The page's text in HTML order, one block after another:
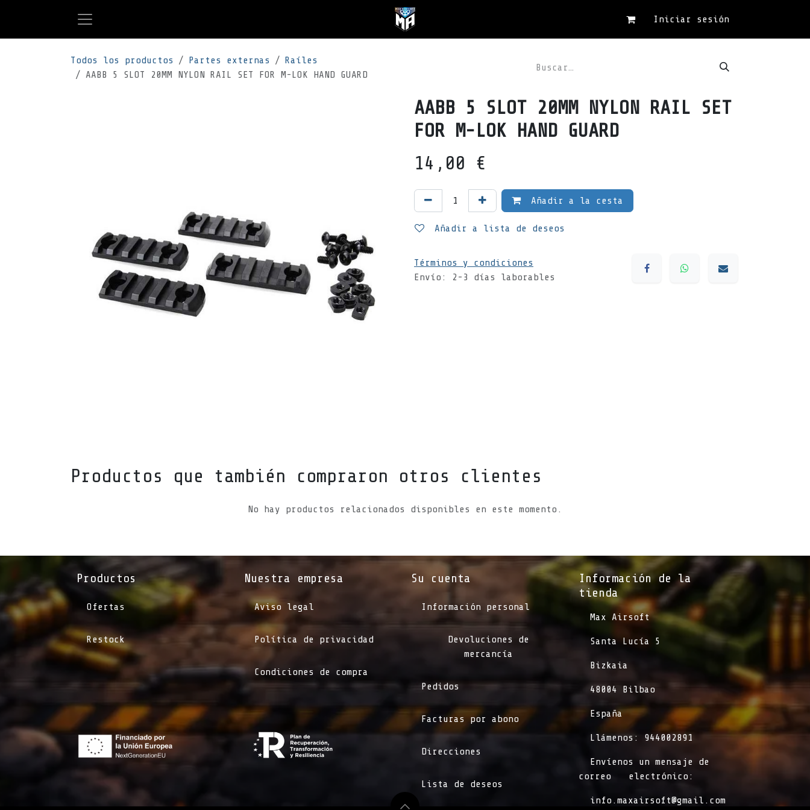
Iniciar sesión
Todos los productos Partes externas
Raíles
AABB 5 SLOT 20MM NYLON RAIL SET FOR M-LOK HAND GUARD
AABB 5 SLOT 20MM NYLON RAIL SET
FOR M-LOK HAND GUARD
14,00 €
Añadir a la cesta
Añadir a lista de deseos
Términos y condiciones
Envío: 2-3 días laborables
Productos que también compraron otros clientes
No hay productos relacionados disponibles en este momento.
Productos
Ofertas
Restock
Información de la
tienda​
​Max Airsoft
​Santa Lucía 5
​Bizkaia
​48004 Bilbao
​España
​Llámenos: 944002891
​Envíenos un mensaje de
correo
​electrónico:
info.maxairsoft@gmail.com
Su cuenta
Información personal
Devoluciones de
mercancía
Pedidos
Facturas por abono
Direcciones
Lista de deseos
Nuestra empresa
Aviso legal
Política de privacidad
Condiciones de compra